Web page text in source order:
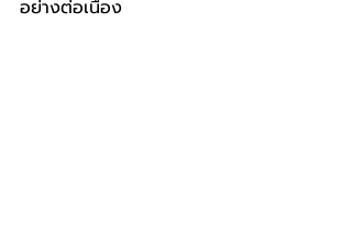
อย่างต่อเนื่อง